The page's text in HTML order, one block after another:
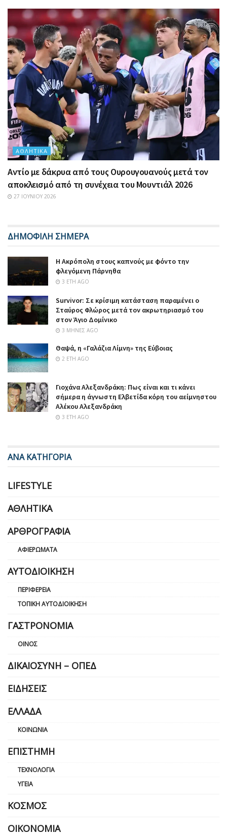
ΑΘΛΗΤΙΚΆ
Αντίο με δάκρυα από τους Ουρουγουανούς μετά τον
αποκλεισμό από τη συνέχεια του Μουντιάλ 2026
27 ΙΟΥΝΊΟΥ 2026
ΔΗΜΟΦΙΛΗ ΣΗΜΕΡΑ
Η Ακρόπολη στους καπνούς με φόντο την
φλεγόμενη Πάρνηθα
3 ΈΤΗ AGO
Survivor: Σε κρίσιμη κατάσταση παραμένει ο
Σταύρος Φλώρος μετά τον ακρωτηριασμό του
στον Άγιο Δομίνικο
3 ΜΉΝΕΣ AGO
Θαψά, η «Γαλάζια Λίμνη» της Εύβοιας
2 ΈΤΗ AGO
Γιοχάνα Αλεξανδράκη: Πως είναι και τι κάνει
σήμερα η άγνωστη Ελβετίδα κόρη του αείμνηστου
Αλέκου Αλεξανδράκη
3 ΈΤΗ AGO
ΑΝΑ ΚΑΤΗΓΟΡΙΑ
LIFESTYLE
ΑΘΛΗΤΙΚΆ
ΑΡΘΡΟΓΡΑΦΊΑ
ΑΦΙΕΡΏΜΑΤΑ
ΑΥΤΟΔΙΟΊΚΗΣΗ
ΠΕΡΙΦΈΡΕΙΑ
ΤΟΠΙΚΉ ΑΥΤΟΔΙΟΊΚΗΣΗ
ΓΑΣΤΡΟΝΟΜΊΑ
ΟΊΝΟΣ
ΔΙΚΑΙΟΣΎΝΗ – ΟΠΕΔ
ΕΙΔΉΣΕΙΣ
ΕΛΛΆΔΑ
ΚΟΙΝΩΝΊΑ
ΕΠΙΣΤΉΜΗ
ΤΕΧΝΟΛΟΓΊΑ
ΥΓΕΊΑ
ΚΌΣΜΟΣ
ΟΙΚΟΝΟΜΊΑ